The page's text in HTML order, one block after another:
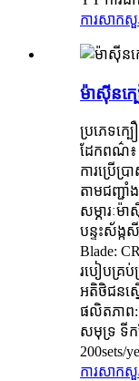
ការសាកសួ
ម៉ាស៊ីនក្
ប្រភេទក្ប
ដែកពណ៌៖
ការប្រើប្
តាមជញ្ជ
សម្ភារៈម៉
បន្ទះស័ង្
Blade:
របៀបគ្រប់
អតិថិជនស្ន
ផលិតភាព:
សមុទ្រ ទីកន្
200sets/
ការសាកសួ